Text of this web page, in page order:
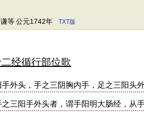
等 公元1742年 TXT版